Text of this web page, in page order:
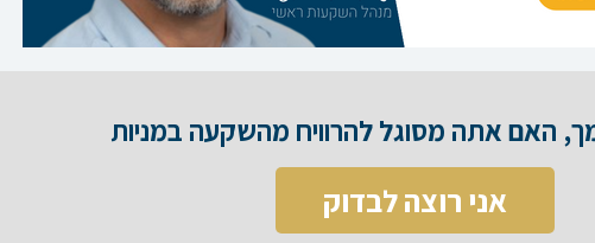
האם אתה מסוגל להרוויח מהשקעה במניות​
אני רוצה לבדוק